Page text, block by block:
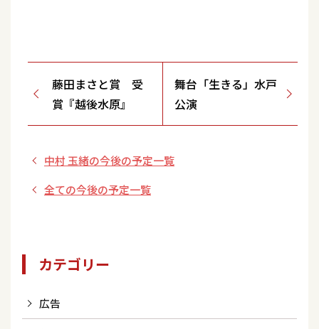
藤田まさと賞 受
賞『越後水原』
舞台「生きる」水戸
公演
中村 玉緒の今後の予定一覧
全ての今後の予定一覧
カテゴリー
広告